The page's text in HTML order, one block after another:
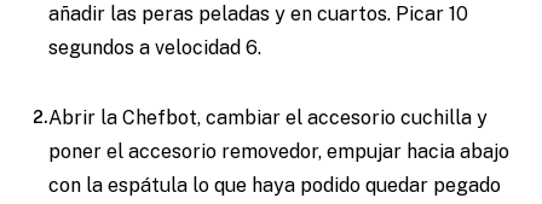
añadir las peras peladas y en cuartos. Picar 10
segundos a velocidad 6.
Abrir la Chefbot, cambiar el accesorio cuchilla y
poner el accesorio removedor, empujar hacia abajo
con la espátula lo que haya podido quedar pegado